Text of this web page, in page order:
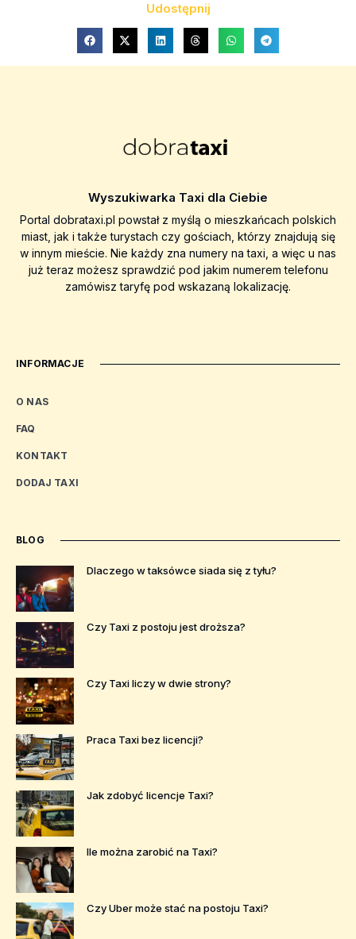
Udostępnij
Wyszukiwarka Taxi dla Ciebie
Portal dobrataxi.pl powstał z myślą o mieszkańcach polskich
miast, jak i także turystach czy gościach, którzy znajdują się
w innym mieście. Nie każdy zna numery na taxi, a więc u nas
już teraz możesz sprawdzić pod jakim numerem telefonu
zamówisz taryfę pod wskazaną lokalizację.
INFORMACJE
O NAS
FAQ
KONTAKT
DODAJ TAXI
BLOG
Dlaczego w taksówce siada się z tyłu?
Czy Taxi z postoju jest droższa?
Czy Taxi liczy w dwie strony?
Praca Taxi bez licencji?
Jak zdobyć licencje Taxi?
Ile można zarobić na Taxi?
Czy Uber może stać na postoju Taxi?